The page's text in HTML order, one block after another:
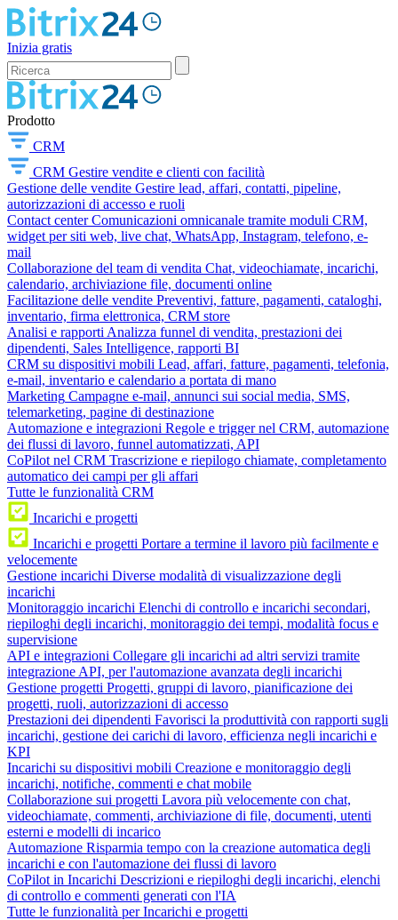
Inizia gratis
Prodotto
CRM
CRM Gestire vendite e clienti con facilità
Gestione delle vendite Gestire lead, affari, contatti, pipeline,
autorizzazioni di accesso e ruoli
Contact center Comunicazioni omnicanale tramite moduli CRM,
widget per siti web, live chat, WhatsApp, Instagram, telefono, e-
mail
Collaborazione del team di vendita Chat, videochiamate, incarichi,
calendario, archiviazione file, documenti online
Facilitazione delle vendite Preventivi, fatture, pagamenti, cataloghi,
inventario, firma elettronica, CRM store
Analisi e rapporti Analizza funnel di vendita, prestazioni dei
dipendenti, Sales Intelligence, rapporti BI
CRM su dispositivi mobili Lead, affari, fatture, pagamenti, telefonia,
e-mail, inventario e calendario a portata di mano
Marketing Campagne e-mail, annunci sui social media, SMS,
telemarketing, pagine di destinazione
Automazione e integrazioni Regole e trigger nel CRM, automazione
dei flussi di lavoro, funnel automatizzati, API
CoPilot nel CRM Trascrizione e riepilogo chiamate, completamento
automatico dei campi per gli affari
Tutte le funzionalità CRM
Incarichi e progetti
Incarichi e progetti Portare a termine il lavoro più facilmente e
velocemente
Gestione incarichi Diverse modalità di visualizzazione degli
incarichi
Monitoraggio incarichi Elenchi di controllo e incarichi secondari,
riepiloghi degli incarichi, monitoraggio dei tempi, modalità focus e
supervisione
API e integrazioni Collegare gli incarichi ad altri servizi tramite
integrazione API, per l'automazione avanzata degli incarichi
Gestione progetti Progetti, gruppi di lavoro, pianificazione dei
progetti, ruoli, autorizzazioni di accesso
Prestazioni dei dipendenti Favorisci la produttività con rapporti sugli
incarichi, gestione dei carichi di lavoro, efficienza negli incarichi e
KPI
Incarichi su dispositivi mobili Creazione e monitoraggio degli
incarichi, notifiche, commenti e chat mobile
Collaborazione sui progetti Lavora più velocemente con chat,
videochiamate, commenti, archiviazione di file, documenti, utenti
esterni e modelli di incarico
Automazione Risparmia tempo con la creazione automatica degli
incarichi e con l'automazione dei flussi di lavoro
CoPilot in Incarichi Descrizioni e riepiloghi degli incarichi, elenchi
di controllo e commenti generati con l'IA
Tutte le funzionalità per Incarichi e progetti